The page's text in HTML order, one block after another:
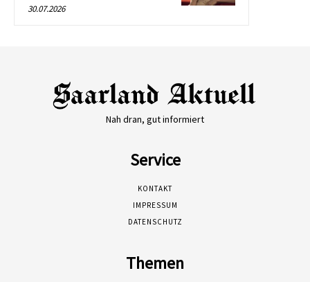
30.07.2026
Nah dran, gut informiert
Service
KONTAKT
IMPRESSUM
DATENSCHUTZ
Themen